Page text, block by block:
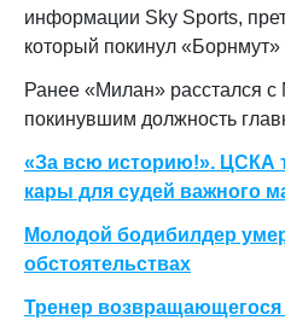
информации Sky Sports,
который покинул «Борнмут»
Ранее «Милан» расстался
покинувшим должность
«За всю историю!». ЦСКА
кары для судей важного
Молодой бодибилдер
обстоятельствах
Тренер возвращающегося